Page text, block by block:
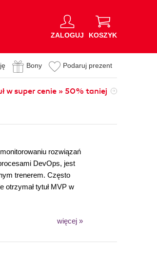
ZALOGUJ KOSZYK
Bony Podaruj prezent
w super cenie » 50% taniej
rozwiązań
DevOps, jest
trenerem. Często
tytuł MVP w
więcej »